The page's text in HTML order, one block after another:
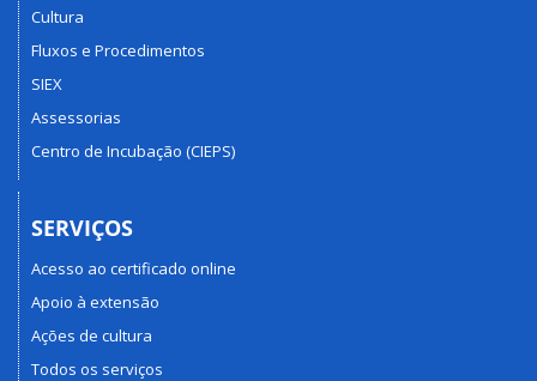
Cultura
Fluxos e Procedimentos
SIEX
Assessorias
Centro de Incubação (CIEPS)
SERVIÇOS
Acesso ao certificado online
Apoio à extensão
Ações de cultura
Todos os serviços